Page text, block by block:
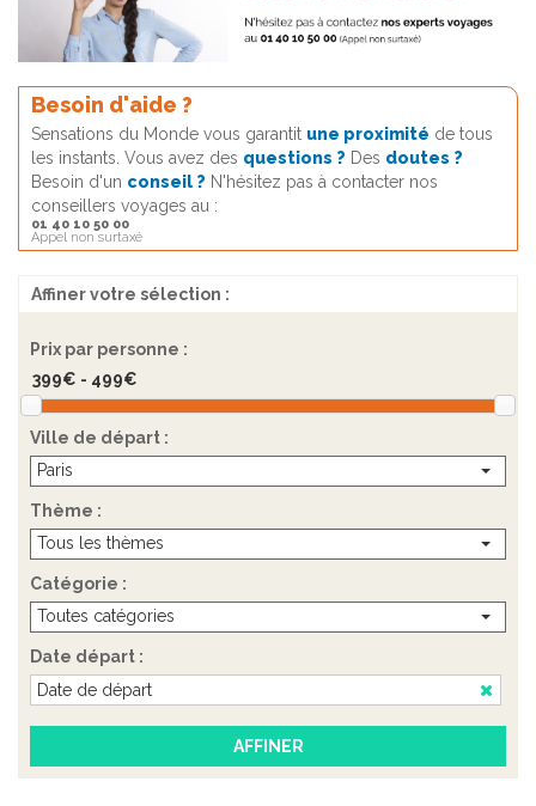
Besoin d'aide ?
Sensations du Monde vous garantit une proximité de tous
les instants. Vous avez des questions ? Des doutes ?
Besoin d'un conseil ? N'hésitez pas à contacter nos
conseillers voyages au :
01 40 10 50 00
Appel non surtaxé
Affiner votre sélection :
Prix par personne :
Ville de départ :
Paris
Thème :
Tous les thèmes
Catégorie :
Toutes catégories
Date départ :